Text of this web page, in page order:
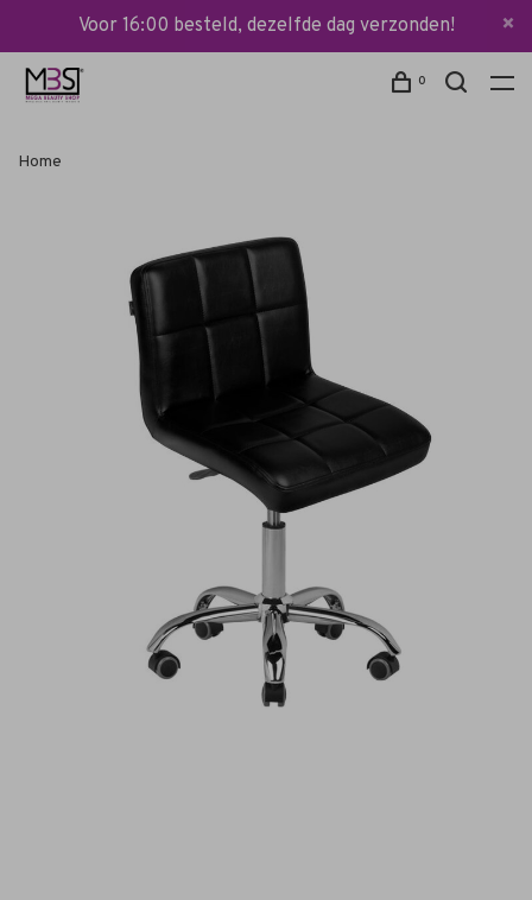
Voor 16:00 besteld, dezelfde dag verzonden!
0
Home